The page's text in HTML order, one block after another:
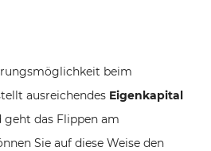
beim
ausreichendes Eigenkapital
geht das Flippen am
Sie auf diese Weise den